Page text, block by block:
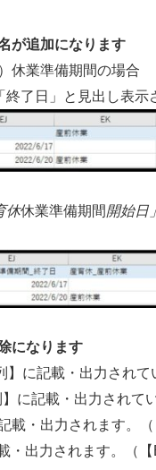
が追加になります
業準備期間の場合
日」と見出し表示さ
休休業準備期間開始日
になります
記載・出力されて
・出力されてい
出力されます。（
れます。（【EG